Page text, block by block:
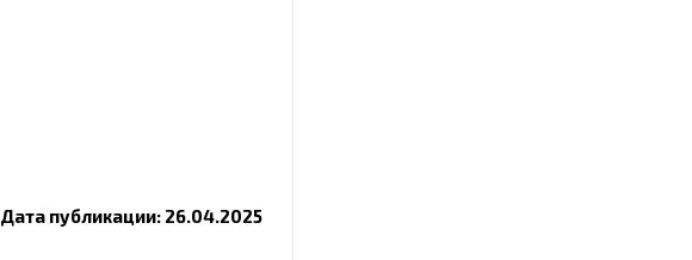
Дата публикации: 26.04.2025